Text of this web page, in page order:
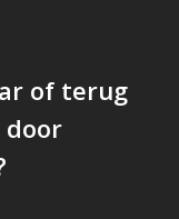
of terug
door